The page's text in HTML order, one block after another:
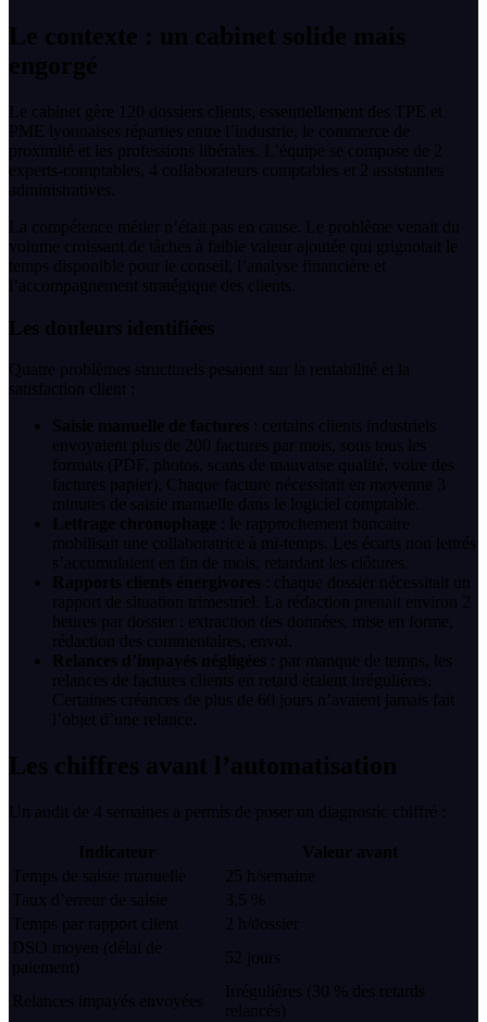
Le contexte : un cabinet solide mais
engorgé
Le cabinet gère 120 dossiers clients, essentiellement des TPE et
PME lyonnaises réparties entre l’industrie, le commerce de
proximité et les professions libérales. L’équipe se compose de 2
experts-comptables, 4 collaborateurs comptables et 2 assistantes
administratives.
La compétence métier n’était pas en cause. Le problème venait du
volume croissant de tâches à faible valeur ajoutée qui grignotait le
temps disponible pour le conseil, l’analyse financière et
l’accompagnement stratégique des clients.
Les douleurs identifiées
Quatre problèmes structurels pesaient sur la rentabilité et la
satisfaction client :
Saisie manuelle de factures : certains clients industriels
envoyaient plus de 200 factures par mois, sous tous les
formats (PDF, photos, scans de mauvaise qualité, voire des
factures papier). Chaque facture nécessitait en moyenne 3
minutes de saisie manuelle dans le logiciel comptable.
Lettrage chronophage : le rapprochement bancaire
mobilisait une collaboratrice à mi-temps. Les écarts non lettrés
s’accumulaient en fin de mois, retardant les clôtures.
Rapports clients énergivores : chaque dossier nécessitait un
rapport de situation trimestriel. La rédaction prenait environ 2
heures par dossier : extraction des données, mise en forme,
rédaction des commentaires, envoi.
Relances d’impayés négligées : par manque de temps, les
relances de factures clients en retard étaient irrégulières.
Certaines créances de plus de 60 jours n’avaient jamais fait
l’objet d’une relance.
Les chiffres avant l’automatisation
Un audit de 4 semaines a permis de poser un diagnostic chiffré :
Indicateur
Valeur avant
Temps de saisie manuelle
25 h/semaine
Taux d’erreur de saisie
3,5 %
Temps par rapport client
2 h/dossier
DSO moyen (délai de
paiement)
52 jours
Relances impayés envoyées
Irrégulières (30 % des retards
relancés)